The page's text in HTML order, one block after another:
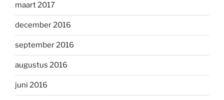
maart 2017
december 2016
september 2016
augustus 2016
juni 2016